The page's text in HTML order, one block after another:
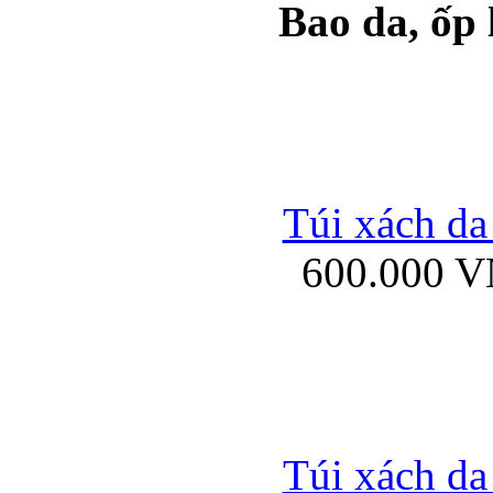
Ốp lưng silicon
Ốp lưng Samsung
Bao da,
Túi xách
600.000
Túi xách